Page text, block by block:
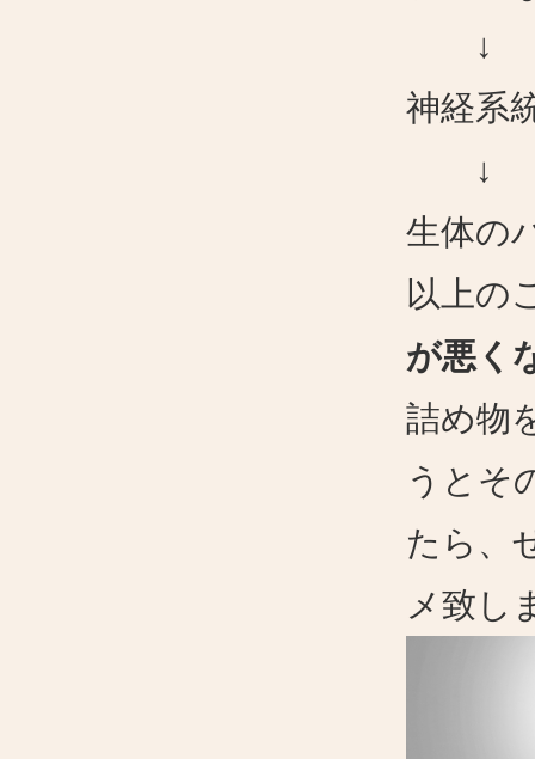
↓
神経系
↓
生体の
以上の
が悪く
詰め物
うとそ
たら、
メ致し